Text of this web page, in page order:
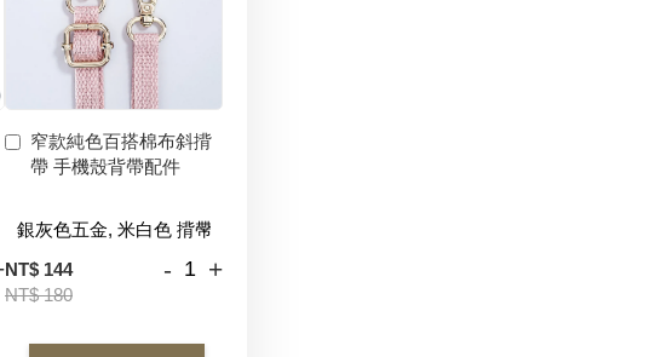
窄款純色百搭棉布斜揹
帶 手機殼背帶配件
NT$ 144
NT$ 180
- +